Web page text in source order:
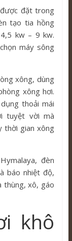
đặt trong
tạo tia hồng
kw – 9 kw.
máy sông
xông, dùng
xông hơi.
thoải mái
tuyệt vời mà
thời gian xông
đèn
báo nhiệt độ,
thùng, xô, gáo
khô